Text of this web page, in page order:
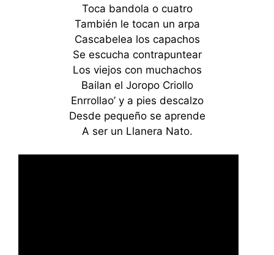
Toca bandola o cuatro
También le tocan un arpa
Cascabelea los capachos
Se escucha contrapuntear
Los viejos con muchachos
Bailan el Joropo Criollo
Enrrollao’ y a pies descalzo
Desde pequeño se aprende
A ser un Llanera Nato.